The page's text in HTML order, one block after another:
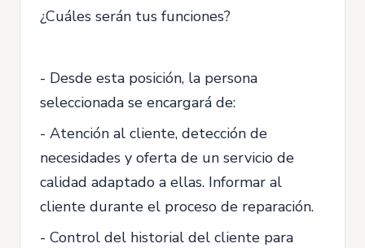
¿Cuáles serán tus funciones?
- Desde esta posición, la persona
seleccionada se encargará de:
- Atención al cliente, detección de
necesidades y oferta de un servicio de
calidad adaptado a ellas. Informar al
cliente durante el proceso de reparación.
- Control del historial del cliente para